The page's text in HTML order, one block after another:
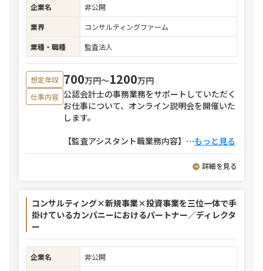
企業名
非公開
業界
コンサルティングファーム
業種・職種
監査法人
想定年収 700万円〜1200万円
仕事内容 公認会計士の事務業務をサポートしていただく
お仕事について、オンライン説明会を開催いた
します。
【監査アシスタント職業務内容】 ⋯もっと見る
詳細を見る
コンサルティング×新規事業×投資事業を三位一体で手
掛けているカンパニーにおけるパートナー／ディレクタ
ー
企業名
非公開